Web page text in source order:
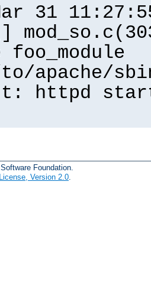
31
foo_module
apache/
httpd
Foundation.
Version 2.0